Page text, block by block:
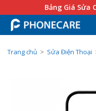
Bảng Giá Sửa
Trang chủ > Sửa Điện Thoại